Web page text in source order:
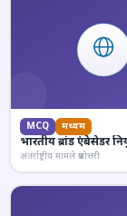
MCQ मध्यम
भारतीय ब्रांड एंबेसेडर
अंतर्राष्ट्रीय मामले प्रश्नोत्तरी